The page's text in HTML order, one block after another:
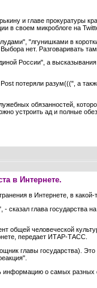
и главе прокуратуры
в своем микроблоге на
"лгунишками в
нет. Разговаривать
России", а
потеряли разум(((", а
обязанностей,
устроить ад и полные
в Интернете.
в Интернете, в какой-
глава государства
человеческой
передает ИТАР-ТАСС.
главы государства).
о самых разных